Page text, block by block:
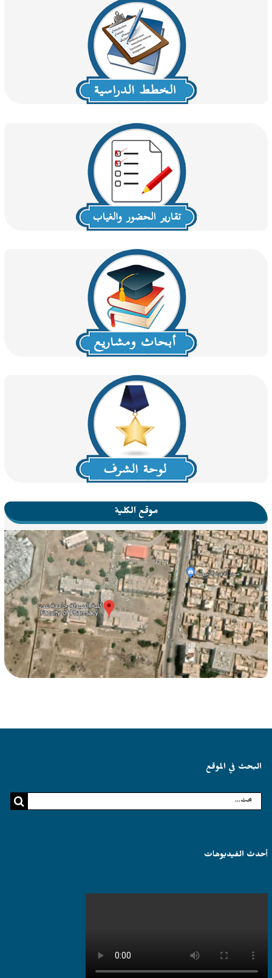
موقع الكلية
البحث في الموقع
البحث
أحدث الفيديوهات